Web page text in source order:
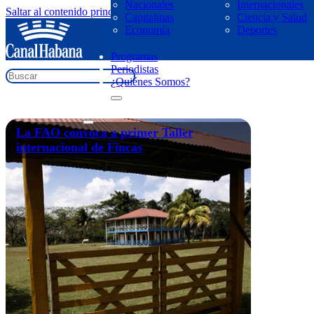
Saltar al contenido principal Saltar al pie de página
Nacionales Internacionales
Capitalinas
Ciencia y Salud
Economía
Deportes
Programas
Periodistas
¿Quiénes Somos?
regresar
Cooperativismo
La FAO convoca a primer Taller
internacional de Fincas